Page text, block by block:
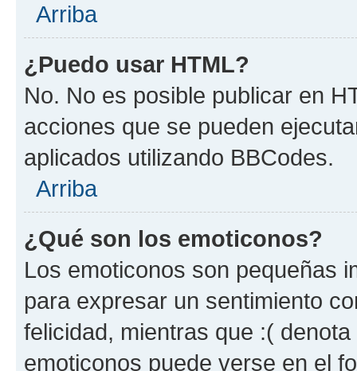
Arriba
¿Puedo usar HTML?
No. No es posible publicar en
acciones que se pueden
aplicados utilizando BBCodes.
Arriba
¿Qué son los emoticonos?
Los emoticonos son pequeñas
para expresar un sentimiento
felicidad, mientras que :(
emoticonos puede verse en el